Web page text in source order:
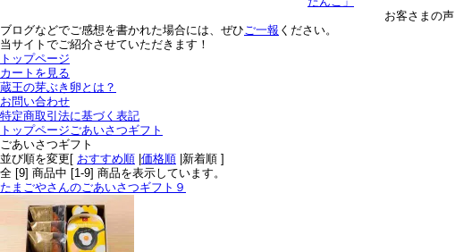
お客さまの声
ブログなどでご感想を書かれた場合には、ぜひご一報 ください。
当サイトでご紹介させていただきます！
トップページ
カートを見る
蔵王の芽ぶき卵とは？
お問い合わせ
特定商取引法に基づく表記
トップページごあいさつギフト
ごあいさつギフト
並び順を変更 [ おすすめ順 価格順 新着順 ]
全 [9] 商品中 [1-9] 商品を表示しています。
たまごやさんのごあいさつギフト９